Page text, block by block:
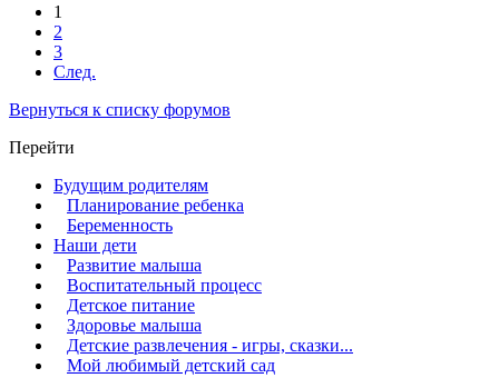
1
2
3
След.
Вернуться к списку форумов
Перейти
Будущим родителям
Планирование ребенка
Беременность
Наши дети
Развитие малыша
Воспитательный процесс
Детское питание
Здоровье малыша
Детские развлечения - игры, сказки...
Мой любимый детский сад